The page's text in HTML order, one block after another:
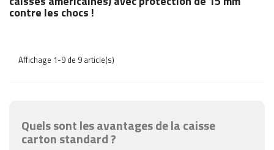
contre les chocs !
Affichage 1-9 de 9 article(s)
Quels sont les avantages de la caisse
carton standard ?